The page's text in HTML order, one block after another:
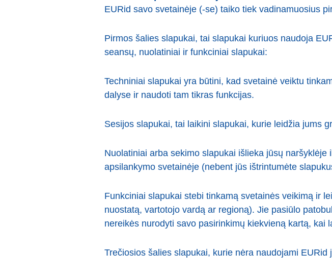
EURid savo svetainėje (-se) taiko tiek vadinamuosius
Pirmos šalies slapukai, tai slapukai kuriuos naudoja
seansų, nuolatiniai ir funkciniai slapukai:
Techniniai slapukai yra būtini, kad svetainė veiktu
dalyse ir naudoti tam tikras funkcijas.
Sesijos slapukai, tai laikini slapukai, kurie leidžia jums
Nuolatiniai arba sekimo slapukai išlieka jūsų
apsilankymo svetainėje (nebent jūs ištrintumėte
Funkciniai slapukai stebi tinkamą svetainės veikimą ir
nuostatą, vartotojo vardą ar regioną). Jie pasiūlo
nereikės nurodyti savo pasirinkimų kiekvieną kartą, kai
Trečiosios šalies slapukai, kurie nėra naudojami